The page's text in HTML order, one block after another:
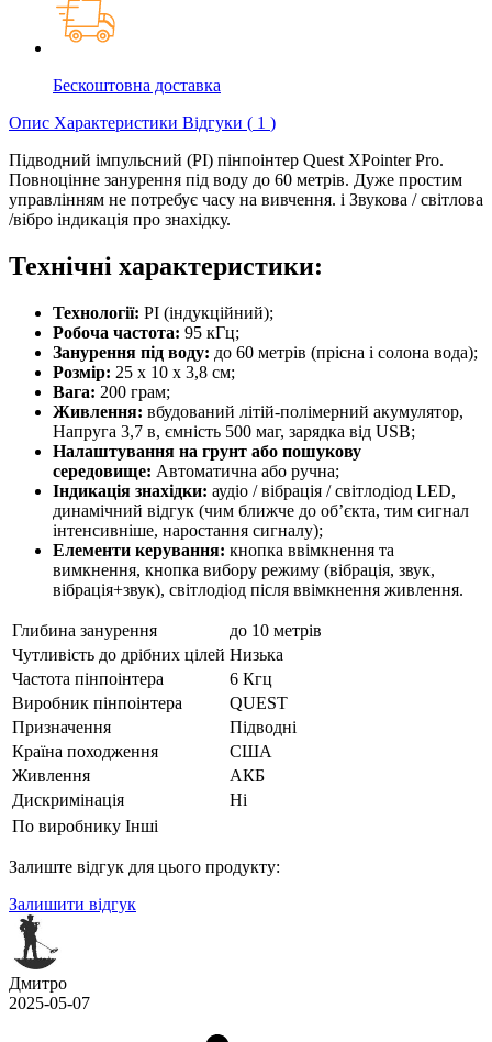
Бескоштовна доставка
Опис Характеристики Відгуки ( 1 )
Підводний імпульсний (PI) пінпоінтер Quest XPointer Pro.
Повноцінне занурення під воду до 60 метрів. Дуже простим
управлінням не потребує часу на вивчення. і Звукова / світлова
/вібро індикація про знахідку.
Технічні характеристики:
Технології: PI (індукційний);
Робоча частота: 95 кГц;
Занурення під воду: до 60 метрів (прісна і солона вода);
Розмір: 25 x 10 x 3,8 см;
Вага: 200 грам;
Живлення: вбудований літій-полімерний акумулятор,
Напруга 3,7 в, ємність 500 маг, зарядка від USB;
Налаштування на грунт або пошукову
середовище: Автоматична або ручна;
Iндикація знахідки: аудіо / вібрація / світлодіод LED,
динамічний відгук (чим ближче до об’єкта, тим сигнал
інтенсивніше, наростання сигналу);
Елементи керування: кнопка ввімкнення та
вимкнення, кнопка вибору режиму (вібрація, звук,
вібрація+звук), світлодіод після ввімкнення живлення.
Глибина занурення
до 10 метрів
Чутливість до дрібних цілей Низька
Частота пінпоінтера
6 Кгц
Виробник пінпоінтера
QUEST
Призначення
Підводні
Країна походження
США
Живлення
АКБ
Дискримінація
Ні
По виробнику Інші
Залиште відгук для цього продукту:
Залишити відгук
Дмитро
2025-05-07